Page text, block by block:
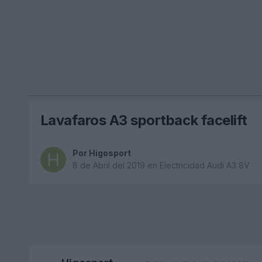
Lavafaros A3 sportback facelift
Por Higosport
8 de Abril del 2019 en Electricidad Audi A3 8V